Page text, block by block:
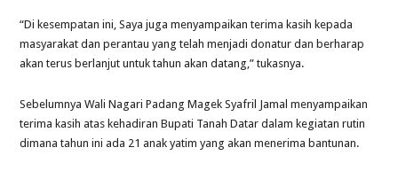
“Di kesempatan ini, Saya juga menyampaikan terima kasih kepada
masyarakat dan perantau yang telah menjadi donatur dan berharap
akan terus berlanjut untuk tahun akan datang,” tukasnya.
Sebelumnya Wali Nagari Padang Magek Syafril Jamal menyampaikan
terima kasih atas kehadiran Bupati Tanah Datar dalam kegiatan rutin
dimana tahun ini ada 21 anak yatim yang akan menerima bantunan.